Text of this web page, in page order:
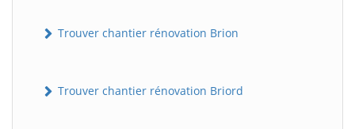
Trouver chantier rénovation Brion
Trouver chantier rénovation Briord